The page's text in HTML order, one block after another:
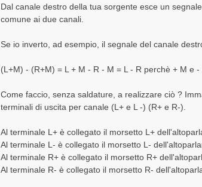
Dal canale destro della tua sorgente esce un
comune ai due canali.
Se io inverto, ad esempio, il segnale del canale
(L+M) - (R+M) = L + M - R - M = L - R perchè + M e -
Come faccio, senza saldature, a realizzare ciò ?
terminali di uscita per canale (L+ e L -) (R+ e R-).
Al terminale L+ è collegato il morsetto L+
Al terminale L- è collegato il morsetto L-
Al terminale R+ è collegato il morsetto R+
Al terminale R- è collegato il morsetto R-